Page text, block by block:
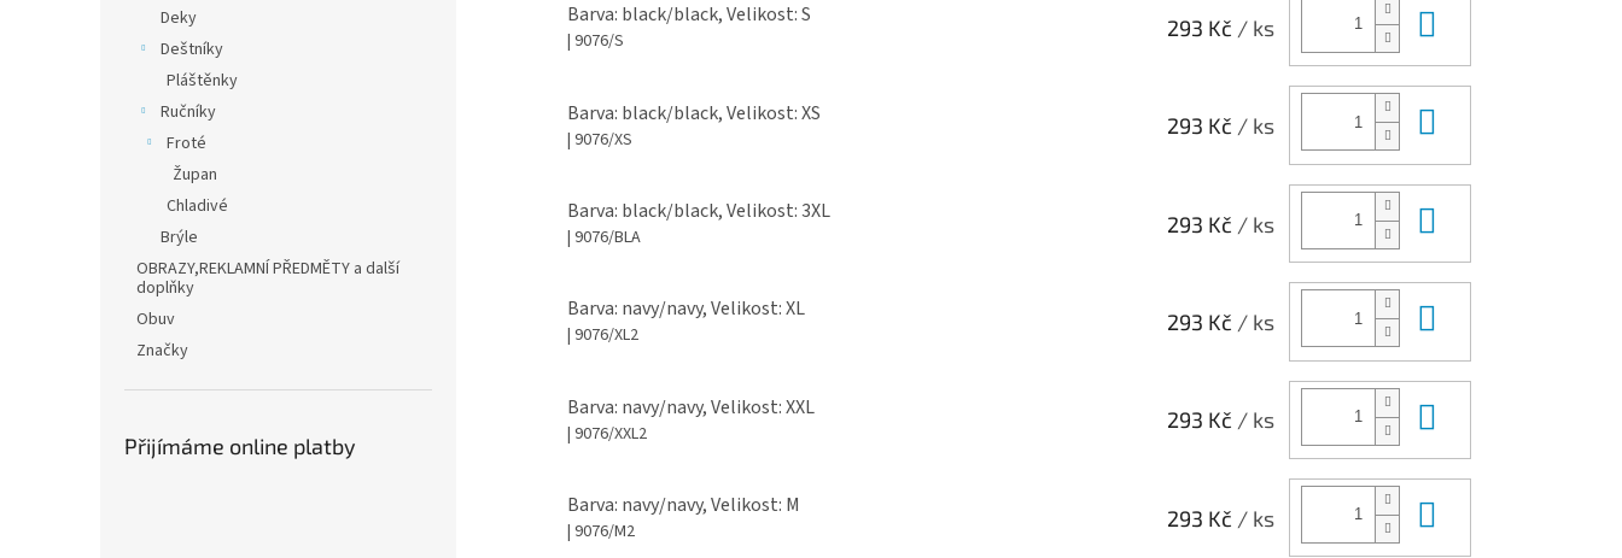
Deky
Deštníky
Pláštěnky
Ručníky
Froté
Župan
Chladivé
Brýle
OBRAZY,REKLAMNÍ PŘEDMĚTY a další
doplňky
Obuv
Značky
Přijímáme online platby
Barva: black/black, Velikost: S
| 9076/S
293 Kč / ks
Barva: black/black, Velikost: XS
| 9076/XS
293 Kč / ks
Barva: black/black, Velikost: 3XL
| 9076/BLA
293 Kč / ks
Barva: navy/navy, Velikost: XL
| 9076/XL2
293 Kč / ks
Barva: navy/navy, Velikost: XXL
| 9076/XXL2
293 Kč / ks
Barva: navy/navy, Velikost: M
| 9076/M2
293 Kč / ks